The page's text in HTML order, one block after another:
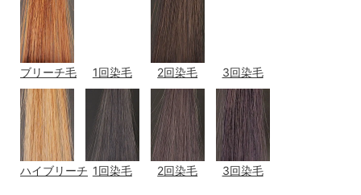
ブリーチ毛 1回染毛 2回染毛 3回染毛
ハイブリーチ 1回染毛 2回染毛 3回染毛